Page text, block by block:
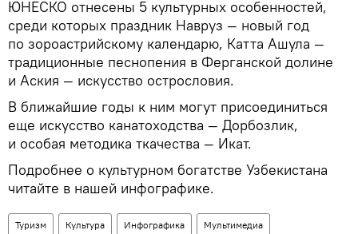
ЮНЕСКО отнесены 5 культурных особенностей,
среди которых праздник Навруз — новый год
по зороастрийскому календарю, Катта Ашула —
традиционные песнопения в Ферганской долине
и Аския — искусство острословия.
В ближайшие годы к ним могут присоединиться
еще искусство канатоходства — Дорбозлик,
и особая методика ткачества — Икат.
Подробнее о культурном богатстве Узбекистана
читайте в нашей инфографике.
Туризм Культура Инфографика Мультимедиа